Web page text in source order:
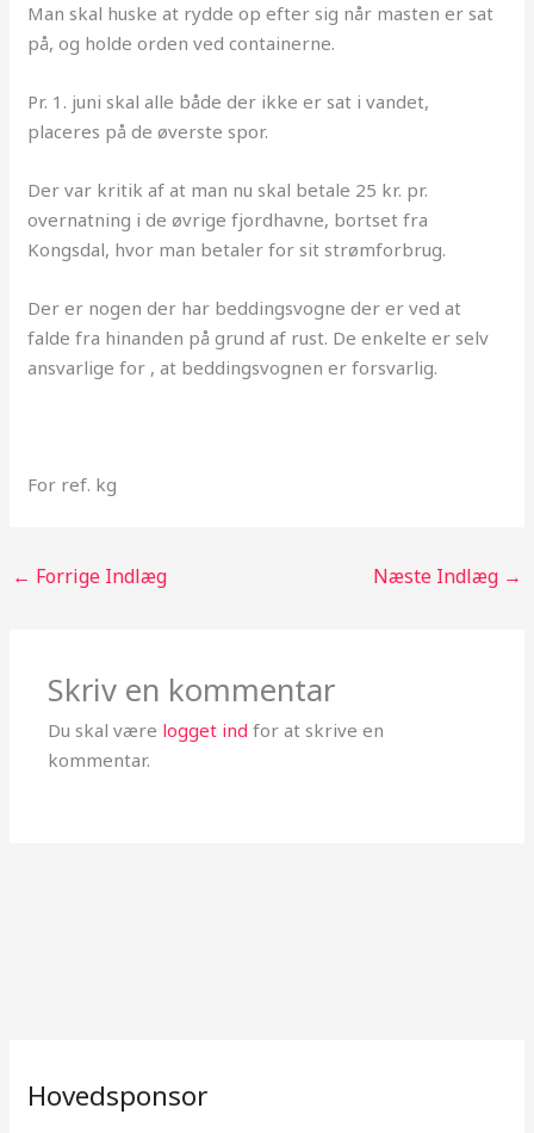
Man skal huske at rydde op efter sig når masten er sat
på, og holde orden ved containerne.
Pr. 1. juni skal alle både der ikke er sat i vandet,
placeres på de øverste spor.
Der var kritik af at man nu skal betale 25 kr. pr.
overnatning i de øvrige fjordhavne, bortset fra
Kongsdal, hvor man betaler for sit strømforbrug.
Der er nogen der har beddingsvogne der er ved at
falde fra hinanden på grund af rust. De enkelte er selv
ansvarlige for , at beddingsvognen er forsvarlig.
For ref. kg
← Forrige Indlæg Næste Indlæg →
Skriv en kommentar
Du skal være logget ind for at skrive en
kommentar.
Hovedsponsor